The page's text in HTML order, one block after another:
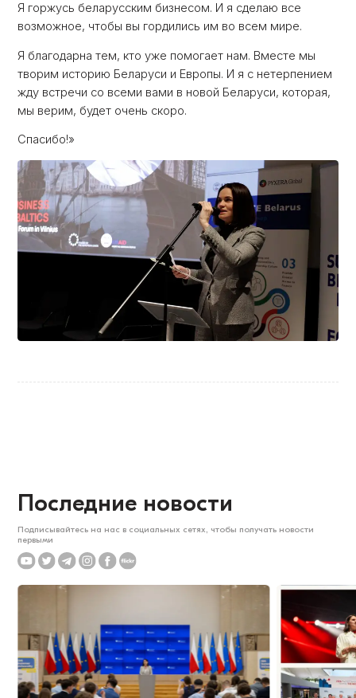
Я горжусь беларусским бизнесом. И я сделаю все
возможное, чтобы вы гордились им во всем мире.
Я благодарна тем, кто уже помогает нам. Вместе мы
творим историю Беларуси и Европы. И я с нетерпением
жду встречи со всеми вами в новой Беларуси, которая,
мы верим, будет очень скоро.
Спасибо!»
Последние новости
Подписывайтесь на нас в социальных сетях, чтобы получать новости
первыми